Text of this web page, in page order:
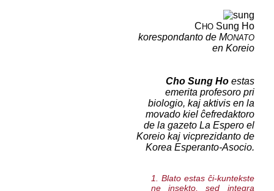
CHOSung Ho
korespondanto de MONATO
en Koreio
Cho Sung Hoestas
emerita profesoro pri
biologio, kaj aktivis en la
movado kiel ĉefredaktoro
de la gazeto La Espero el
Koreiokaj vicprezidanto de
Korea Esperanto-Asocio.
1. Blato estas ĉi-kuntekste
ne insekto, sed integra